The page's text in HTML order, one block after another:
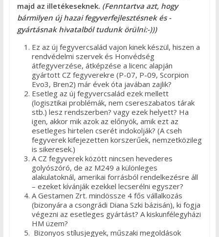
majd az illetékeseknek. (Fenntartva azt, hogy
bármilyen új hazai fegyverfejlesztésnek és -
gyártásnak hivatalból tudunk örülni:-)))
Ez az új fegyvercsalád vajon kinek készül, hiszen a
rendvédelmi szervek és Honvédség
átfegyverzése, átképzése a licenc alapján
gyártott CZ fegyverekre (P-07, P-09, Scorpion
Evo3, Bren2) már évek óta javában zajlik?
Esetleg az új fegyvercsalád ezek mellett
(logisztikai problémák, nem csereszabatos tárak
stb.) lesz rendszerben? vagy ezek helyett? Ha
igen, akkor mik azok az előnyök, amik ezt az
esetleges hirtelen cserét indokolják? (A cseh
fegyverek kifejezetten korszerűek, nemzetközileg
is sikeresek.)
A CZ fegyverek között nincsen hevederes
golyószóró, de az M249 a különleges
alakulatoknál, amerikai forrásból rendelkezésre áll
– ezeket kívánják ezekkel lecserélni egyszer?
A Gestamen Zrt. mindössze 4 fős vállalkozás
(bizonyára a csongrádi Diana Szki bázisán), ki fogja
végezni az esetleges gyártást? A kiskunfélegyházi
HM üzem?
Bizonyos stílusjegyek, műszaki megoldások